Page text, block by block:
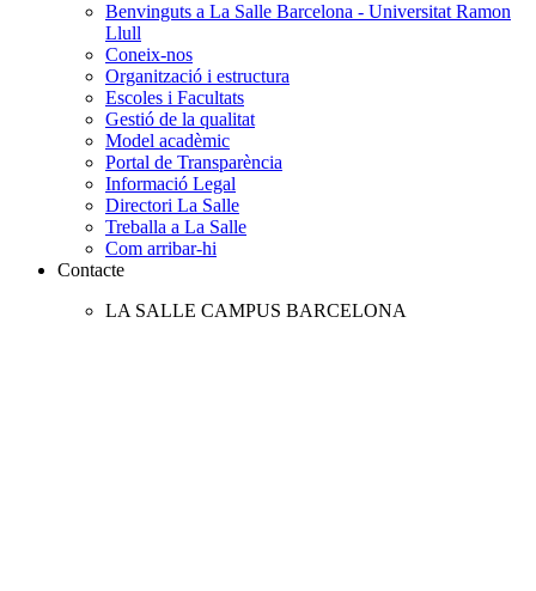
Benvinguts a La Salle Barcelona - Universitat Ramon
Llull
Coneix-nos
Organització i estructura
Escoles i Facultats
Gestió de la qualitat
Model acadèmic
Portal de Transparència
Informació Legal
Directori La Salle
Treballa a La Salle
Com arribar-hi
Contacte
LA SALLE CAMPUS BARCELONA